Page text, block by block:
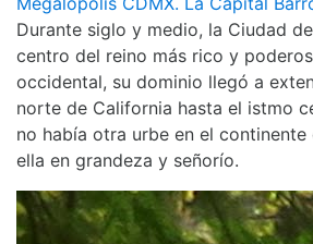
Durante siglo y medio, la Ciudad
centro del reino más rico y
occidental, su dominio llegó a
norte de California hasta el istmo
no había otra urbe en el
ella en grandeza y señorío.